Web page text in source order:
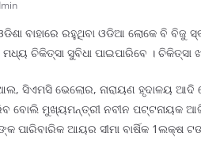
ବାହାରେ ରହୁଥିବା ଓଡିଆ ଲୋକେ ବି ବିଜୁ
ଚିକିତ୍ସା ସୁବିଧା ପାଇପାରିବେ ।
ସିଏମସି ଭେଲୋର, ନାରାୟଣ ହୃଦାଳୟ
ବୋଲି ମୁଖ୍ୟମନ୍ତ୍ରୀ ନବୀନ ପଟ୍ଟନାୟକ
ପାରିବାରିକ ଆୟର ସୀମା ବାର୍ଷିକ 1ଲକ୍ଷ